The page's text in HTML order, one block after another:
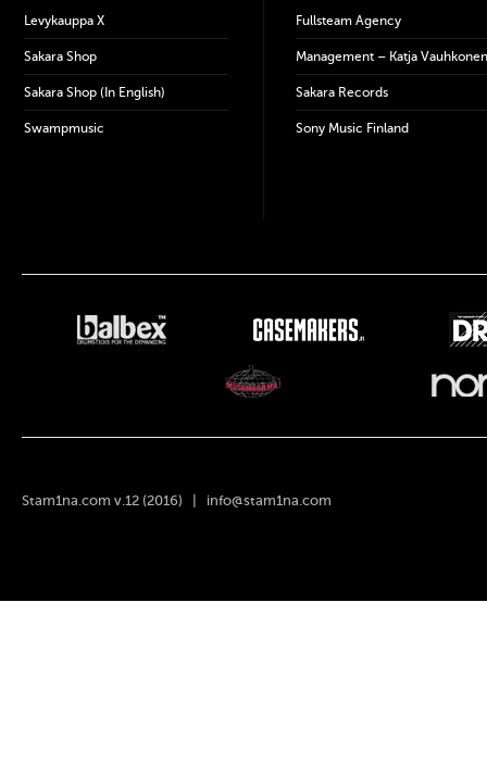
Levykauppa X
Sakara Shop
Sakara Shop (In English)
Swampmusic
Fullsteam Agency
Management – Katja Vauhkonen
Sakara Records
Sony Music Finland
Stam1na.com v.12 (2016) | info@stam1na.com